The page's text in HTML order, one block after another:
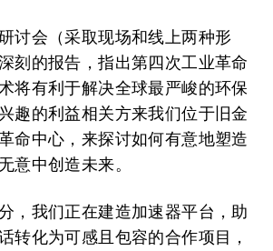
讨会（采取现场和线上两种形
刻的报告，指出第四次工业革命
将有利于解决全球最严峻的环保
趣的利益相关方来我们位于旧金
命中心，来探讨如何有意地塑造
意中创造未来。
，我们正在建造加速器平台，助
转化为可感且包容的合作项目，